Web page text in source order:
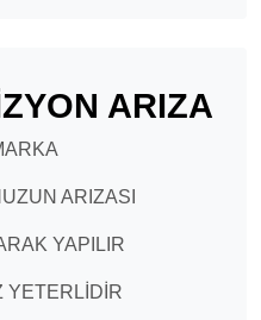
ARIZA
ARIZASI
YAPILIR
YETERLİDİR